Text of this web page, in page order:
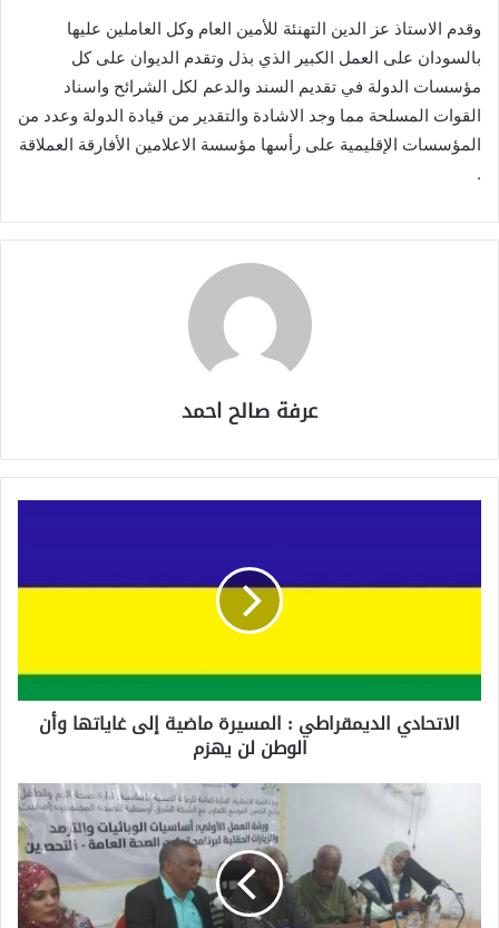
وقدم الاستاذ عز الدين التهنئة للأمين العام وكل العاملين عليها
بالسودان على العمل الكبير الذي بذل وتقدم الديوان على كل
مؤسسات الدولة في تقديم السند والدعم لكل الشرائح واسناد
القوات المسلحة مما وجد الاشادة والتقدير من قيادة الدولة وعدد من
المؤسسات الإقليمية على رأسها مؤسسة الاعلامين الأفارقة العملاقة
.
عرفة صالح احمد
الاتحادي الديمقراطي : المسيرة ماضية إلى غاياتها وأن
الوطن لن يهزم